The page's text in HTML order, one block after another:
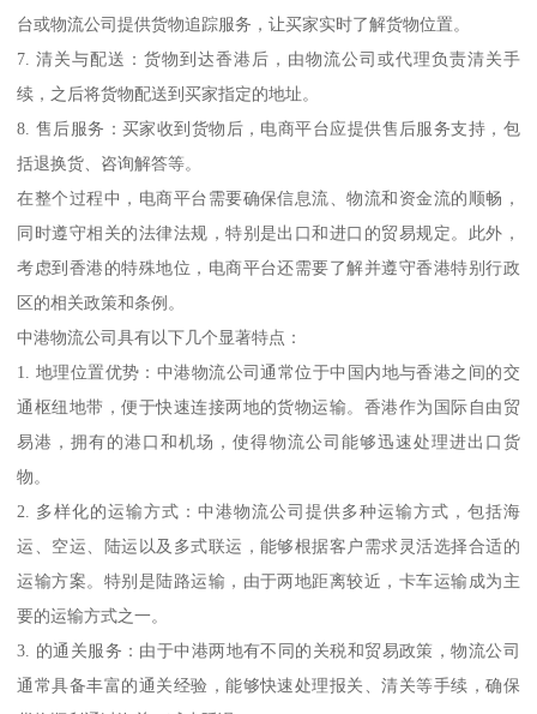
台或物流公司提供货物追踪服务，让买家实时了解货物位置。
7. 清关与配送：货物到达香港后，由物流公司或代理负责清关手
续，之后将货物配送到买家指定的地址。
8. 售后服务：买家收到货物后，电商平台应提供售后服务支持，包
括退换货、咨询解答等。
在整个过程中，电商平台需要确保信息流、物流和资金流的顺畅，
同时遵守相关的法律法规，特别是出口和进口的贸易规定。此外，
考虑到香港的特殊地位，电商平台还需要了解并遵守香港特别行政
区的相关政策和条例。
中港物流公司具有以下几个显著特点：
1. 地理位置优势：中港物流公司通常位于中国内地与香港之间的交
通枢纽地带，便于快速连接两地的货物运输。香港作为国际自由贸
易港，拥有的港口和机场，使得物流公司能够迅速处理进出口货
物。
2. 多样化的运输方式：中港物流公司提供多种运输方式，包括海
运、空运、陆运以及多式联运，能够根据客户需求灵活选择合适的
运输方案。特别是陆路运输，由于两地距离较近，卡车运输成为主
要的运输方式之一。
3. 的通关服务：由于中港两地有不同的关税和贸易政策，物流公司
通常具备丰富的通关经验，能够快速处理报关、清关等手续，确保